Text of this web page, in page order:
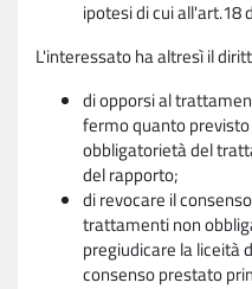
ipotesi di cui all'art.18
L'interessato ha altresì il
di opporsi al
fermo quanto
obbligatorietà del
del rapporto;
di revocare il
trattamenti non
pregiudicare la liceità
consenso prestato